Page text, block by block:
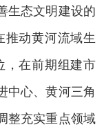
生态文明建设的
推动黄河流域生
，在前期组建市
中心、黄河三角
整充实重点领域